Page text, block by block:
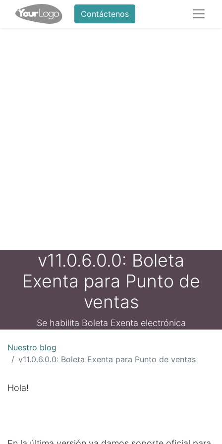
Contáctenos
v11.0.6.0.0: Boleta
Exenta para Punto de
ventas
Se habilita Boleta Exenta electrónica
Nuestro blog
v11.0.6.0.0: Boleta Exenta para Punto de ventas
Hola!